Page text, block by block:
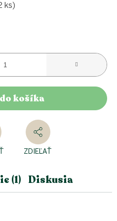
ks)
košíka
ZDIEĽAŤ
(1) Diskusia